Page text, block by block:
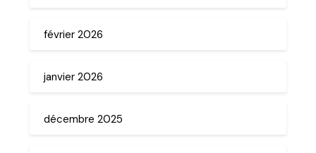
février 2026
janvier 2026
décembre 2025